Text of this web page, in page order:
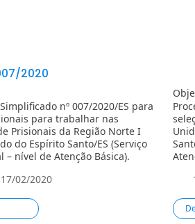
2020
nº 007/2020/ES para
para trabalhar nas
Prisionais da Região Norte I
do Espí­rito Santo/ES (Serviço
– ní­vel de Atenção Básica).
02/2020